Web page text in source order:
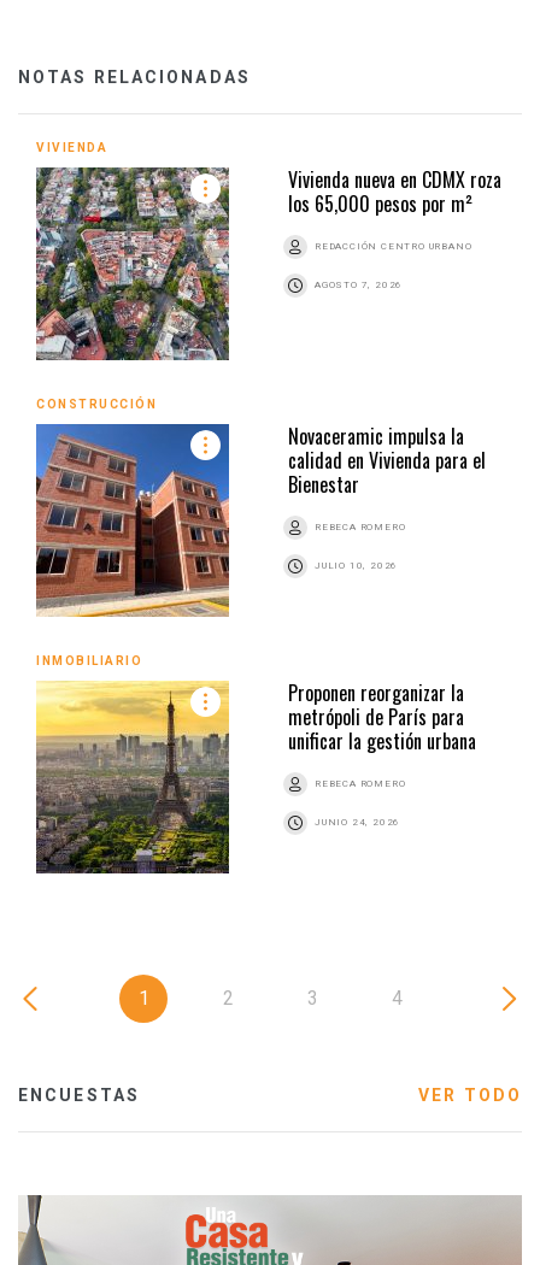
NOTAS RELACIONADAS
VIVIENDA
Vivienda nueva en CDMX roza
los 65,000 pesos por m²
REDACCIÓN CENTRO URBANO
AGOSTO 7, 2026
CONSTRUCCIÓN
Novaceramic impulsa la
calidad en Vivienda para el
Bienestar
REBECA ROMERO
JULIO 10, 2026
INMOBILIARIO
Proponen reorganizar la
metrópoli de París para
unificar la gestión urbana
REBECA ROMERO
JUNIO 24, 2026
1 2 3 4
ENCUESTAS VER TODO